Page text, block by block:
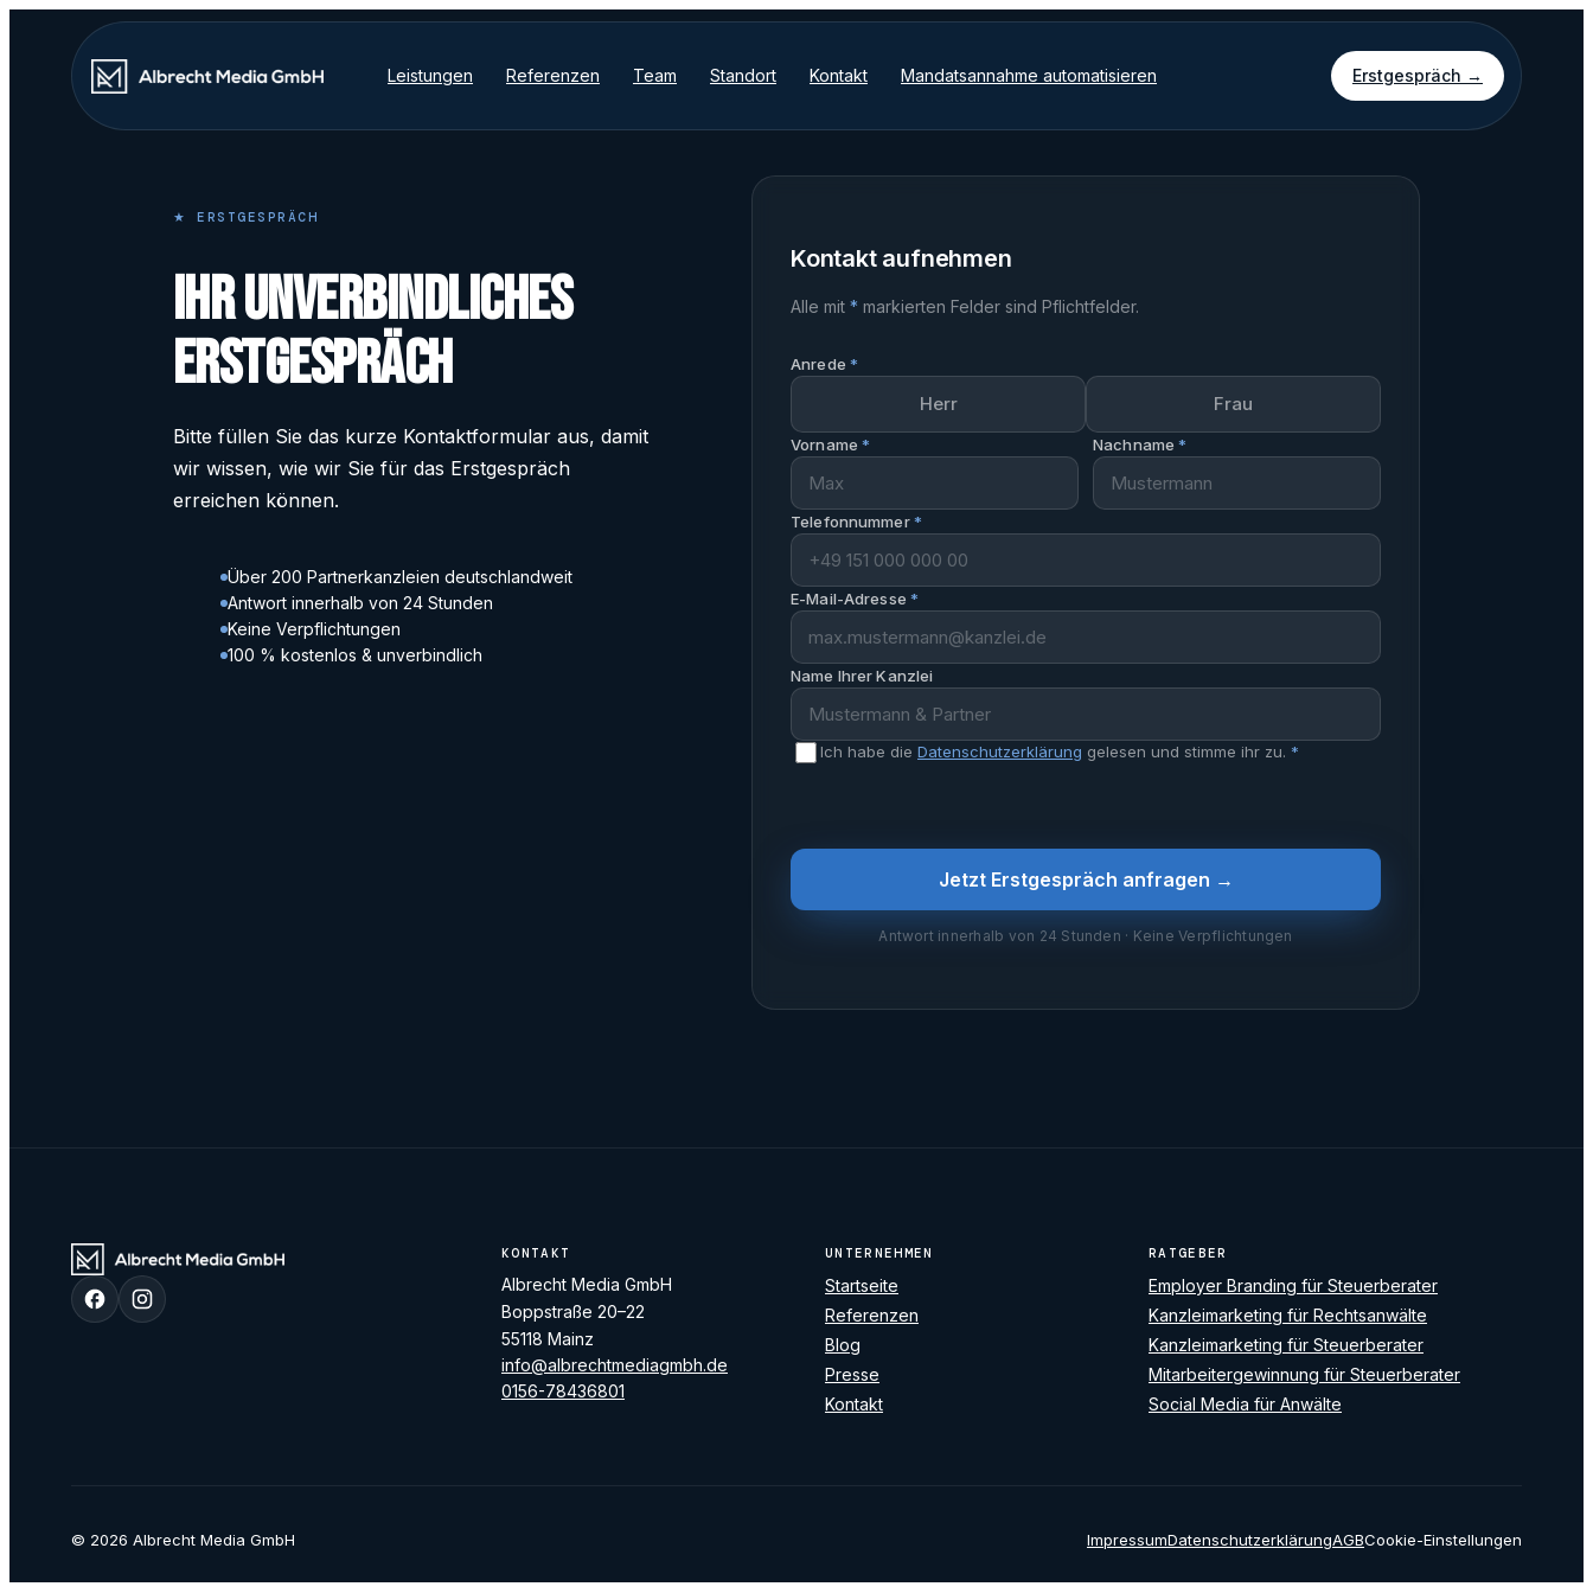
Leistungen Referenzen Team Standort Kontakt Mandatsannahme automatisieren Erstgespräch →
★ ERSTGESPRÄCH
Ihr unverbindliches
Erstgespräch
Bitte füllen Sie das kurze Kontaktformular aus, damit
wir wissen, wie wir Sie für das Erstgespräch
erreichen können.
Über 200 Partnerkanzleien deutschlandweit
Antwort innerhalb von 24 Stunden
Keine Verpflichtungen
100 % kostenlos & unverbindlich
Kontakt aufnehmen
Alle mit * markierten Felder sind Pflichtfelder.
Anrede *
Herr Frau
Vorname* Nachname*
Telefonnummer*
E-Mail-Adresse *
Name Ihrer Kanzlei
Ich habe die Datenschutz­erklärung gelesen und stimme ihr zu. *
Jetzt Erstgespräch anfragen →
Antwort innerhalb von 24 Stunden · Keine Verpflichtungen
KONTAKT
Albrecht Media GmbH
Boppstraße 20–22
55118 Mainz
info@albrechtmediagmbh.de
0156-78436801
UNTERNEHMEN
Startseite
Referenzen
Blog
Presse
Kontakt
RATGEBER
Employer Branding für Steuerberater
Kanzleimarketing für Rechtsanwälte
Kanzleimarketing für Steuerberater
Mitarbeitergewinnung für Steuerberater
Social Media für Anwälte
© 2026 Albrecht Media GmbH ImpressumDatenschutzerklärungAGBCookie-Einstellungen